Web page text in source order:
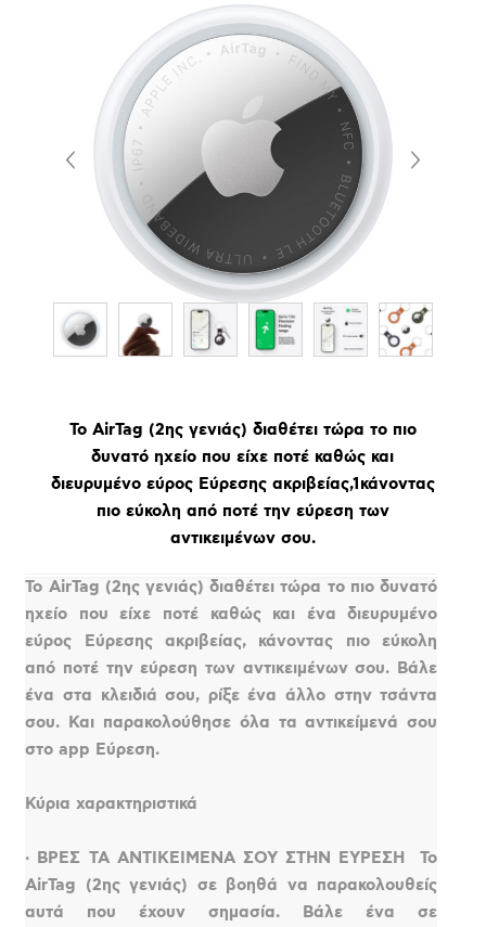
Το AirTag (2ης γενιάς) διαθέτει τώρα το πιο
δυνατό ηχείο που είχε ποτέ καθώς και
διευρυμένο εύρος Εύρεσης ακριβείας,1κάνοντας
πιο εύκολη από ποτέ την εύρεση των
αντικειμένων σου.
Το AirTag (2ης γενιάς) διαθέτει τώρα το πιο δυνατό
ηχείο που είχε ποτέ καθώς και ένα διευρυμένο
εύρος Εύρεσης ακριβείας, κάνοντας πιο εύκολη
από ποτέ την εύρεση των αντικειμένων σου. Βάλε
ένα στα κλειδιά σου, ρίξε ένα άλλο στην τσάντα
σου. Και παρακολούθησε όλα τα αντικείμενά σου
στο app Εύρεση.
Κύρια χαρακτηριστικά
· ΒΡΕΣ ΤΑ ΑΝΤΙΚΕΙΜΕΝΑ ΣΟΥ ΣΤΗΝ ΕΥΡΕΣΗ  Το
AirTag (2ης γενιάς) σε βοηθά να παρακολουθείς
αυτά που έχουν σημασία. Βάλε ένα σε